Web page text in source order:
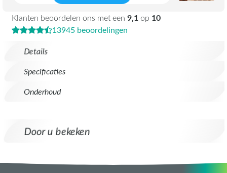
Details
Specificaties
Onderhoud
Klanten beoordelen ons met een 9,1 op 10
13945 beoordelingen
Door u bekeken